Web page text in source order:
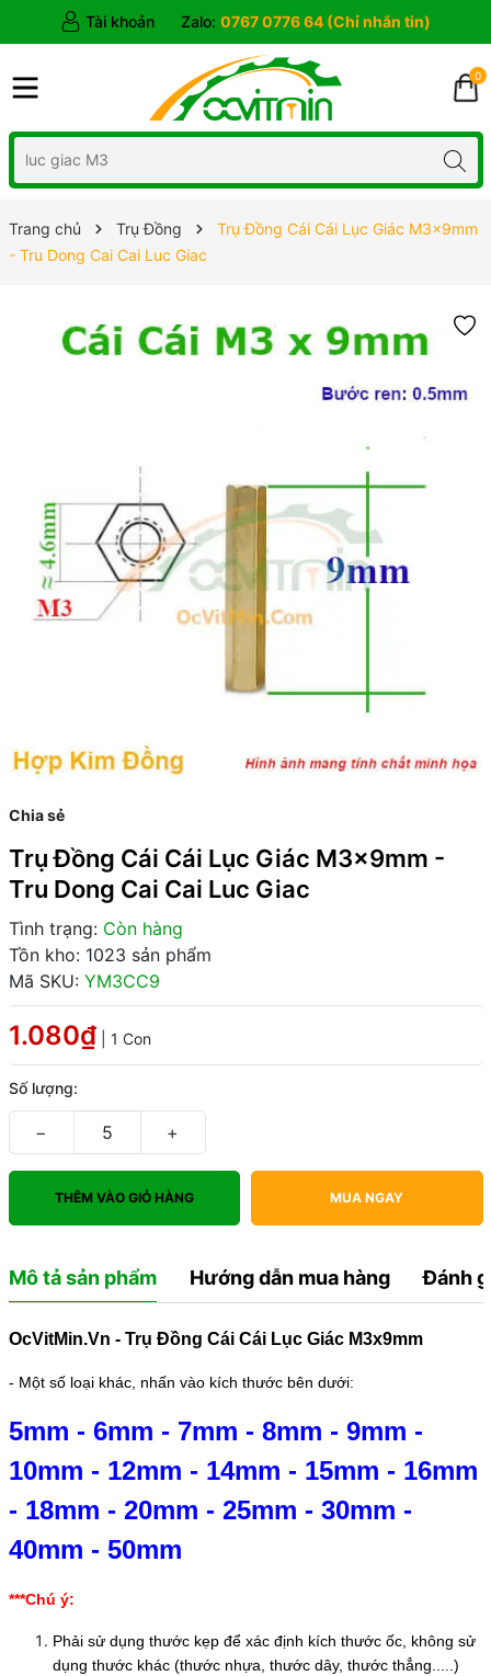
Tài khoản Zalo: 0767 0776 64 (Chỉ nhắn tin)
0
Trang chủ Trụ Đồng
Trụ Đồng Cái Cái Lục Giác M3x9mm
- Tru Dong Cai Cai Luc Giac
Chia sẻ
Trụ Đồng Cái Cái Lục Giác M3x9mm -
Tru Dong Cai Cai Luc Giac
Tình trạng: Còn hàng
Tồn kho: 1023 sản phẩm
Mã SKU: YM3CC9
1.080₫ | 1 Con
Số lượng:
− +
THÊM VÀO GIỎ HÀNG MUA NGAY
Mô tả sản phẩm Hướng dẫn mua hàng Đánh
OcVitMin.Vn - Trụ Đồng Cái Cái Lục Giác M3x9mm
- Một số loại khác, nhấn vào kích thước bên dưới:
5mm - 6mm - 7mm - 8mm - 9mm -
10mm - 12mm - 14mm - 15mm - 16mm
- 18mm - 20mm - 25mm - 30mm -
40mm - 50mm
***Chú ý:
Phải sử dụng thước kẹp để xác định kích thước ốc, không sử
dụng thước khác (thước nhựa, thước dây, thước thẳng.....)